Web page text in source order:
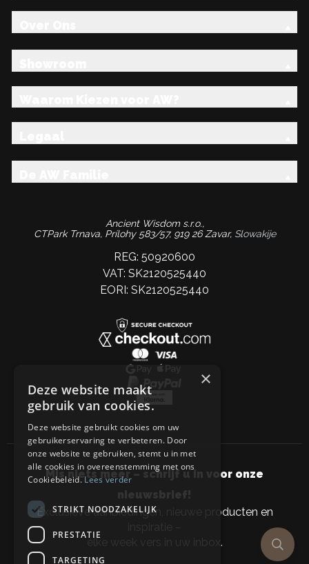
Ancient Wisdom s.r.o.,
CTPark Trnava, Prílohy 583/57, 919 26 Zavar, Slowakije
REG: 50920600
VAT: SK2120525440
EORI: SK2120525440
Mis niets meer – schrijf u in voor onze
nieuwsbrief!
Exclusieve aanbiedingen, nieuwe producten en
inspiratie –
elke week vers in uw inbox.
×
Deze website maakt
gebruik van cookies.
Deze website gebruikt cookies om uw
gebruikerservaring te verbeteren. Door
onze website te gebruiken, stemt u in met
alle cookies in overeenstemming met ons
Cookiebeleid.Lees verder
STRIKT NOODZAKELIJK
PRESTATIE
TARGETING